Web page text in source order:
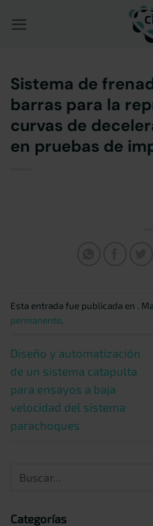
Sistema de
barras para la
curvas de
en pruebas de
Esta entrada fue publicada en .
permanente.
Diseño y automatización
de un sistema catapulta
para ensayos a baja
velocidad del sistema
parachoques
Categorías